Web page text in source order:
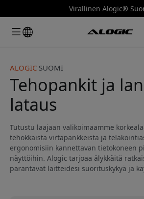
Virallinen Alogic®
ALOGIC SUOMI
Tehopankit ja
lataus
Tutustu laajaan valikoimaamme
tehokkaista virtapankkeista ja
ergonomisiin kannettavan tietokoneen
näyttöihin. Alogic tarjoaa älykkäitä
parantavat laitteidesi suorituskykyä ja